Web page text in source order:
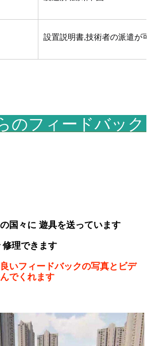
設置説明書,技術者の派遣が可
のフィードバック
国々に 遊具を送っています
理できます
いフィードバックの写真とビデ
でくれます